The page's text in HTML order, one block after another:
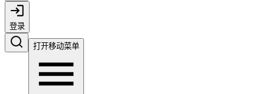
登录
打开移动菜单